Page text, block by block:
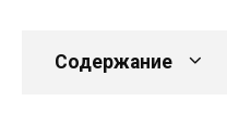
Содержание